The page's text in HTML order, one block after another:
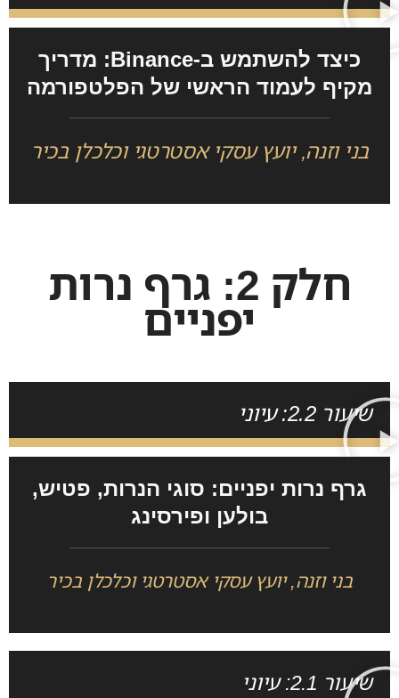
כיצד להשתמש ב-Binance: מדריך
מקיף לעמוד הראשי של הפלטפורמה
בני וזנה, יועץ עסקי אסטרטגי וכלכלן בכיר
חלק 2: גרף נרות
יפניים
שיעור 2.2: עיוני
גרף נרות יפניים: סוגי הנרות, פטיש,
בולען ופירסינג
בני וזנה, יועץ עסקי אסטרטגי וכלכלן בכיר
שיעור 2.1: עיוני